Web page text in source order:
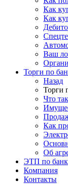
Как
Как
Ваш
Торги по
Назад
Торги
Что
Как
Об
ЭТП по
Компания
Контакты